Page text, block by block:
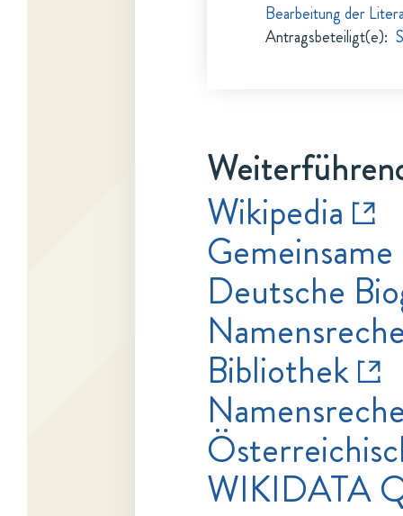
Bearbeitung der
Antragsbeteiligt(e):
Wikipedia
Deutsche
Bibliothek
WIKIDATA